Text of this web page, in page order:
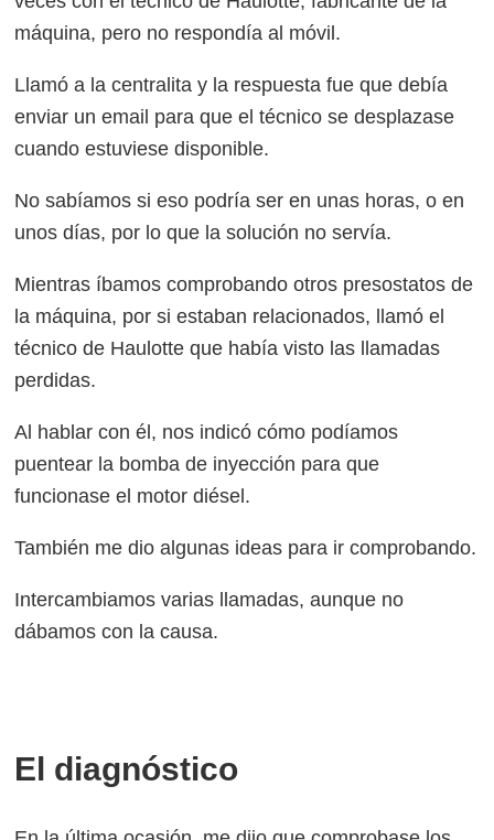
máquina, pero no respondía al móvil.
Llamó a la centralita y la respuesta fue que debía
enviar un email para que el técnico se desplazase
cuando estuviese disponible.
No sabíamos si eso podría ser en unas horas, o en
unos días, por lo que la solución no servía.
Mientras íbamos comprobando otros presostatos de
la máquina, por si estaban relacionados, llamó el
técnico de Haulotte que había visto las llamadas
perdidas.
Al hablar con él, nos indicó cómo podíamos
puentear la bomba de inyección para que
funcionase el motor diésel.
También me dio algunas ideas para ir comprobando.
Intercambiamos varias llamadas, aunque no
dábamos con la causa.
El diagnóstico